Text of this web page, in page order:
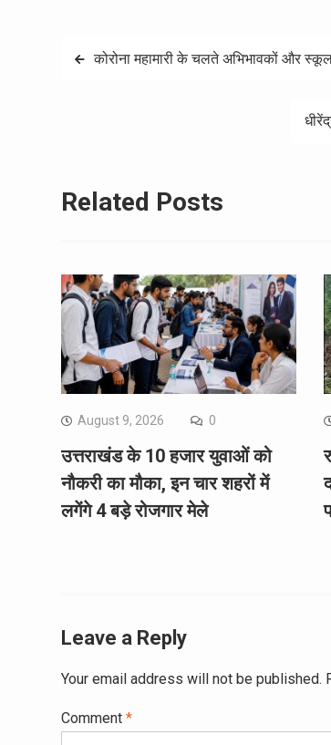
Postकोरोना महामारी के चलते अभिभावकों और
Related Posts
August 9, 2026 0
उत्तराखंड के 10 हजार युवाओं को
नौकरी का मौका, इन चार शहरों में
लगेंगे 4 बड़े रोजगार मेले
Leave a Reply
Your email address will not be published.
Comment *